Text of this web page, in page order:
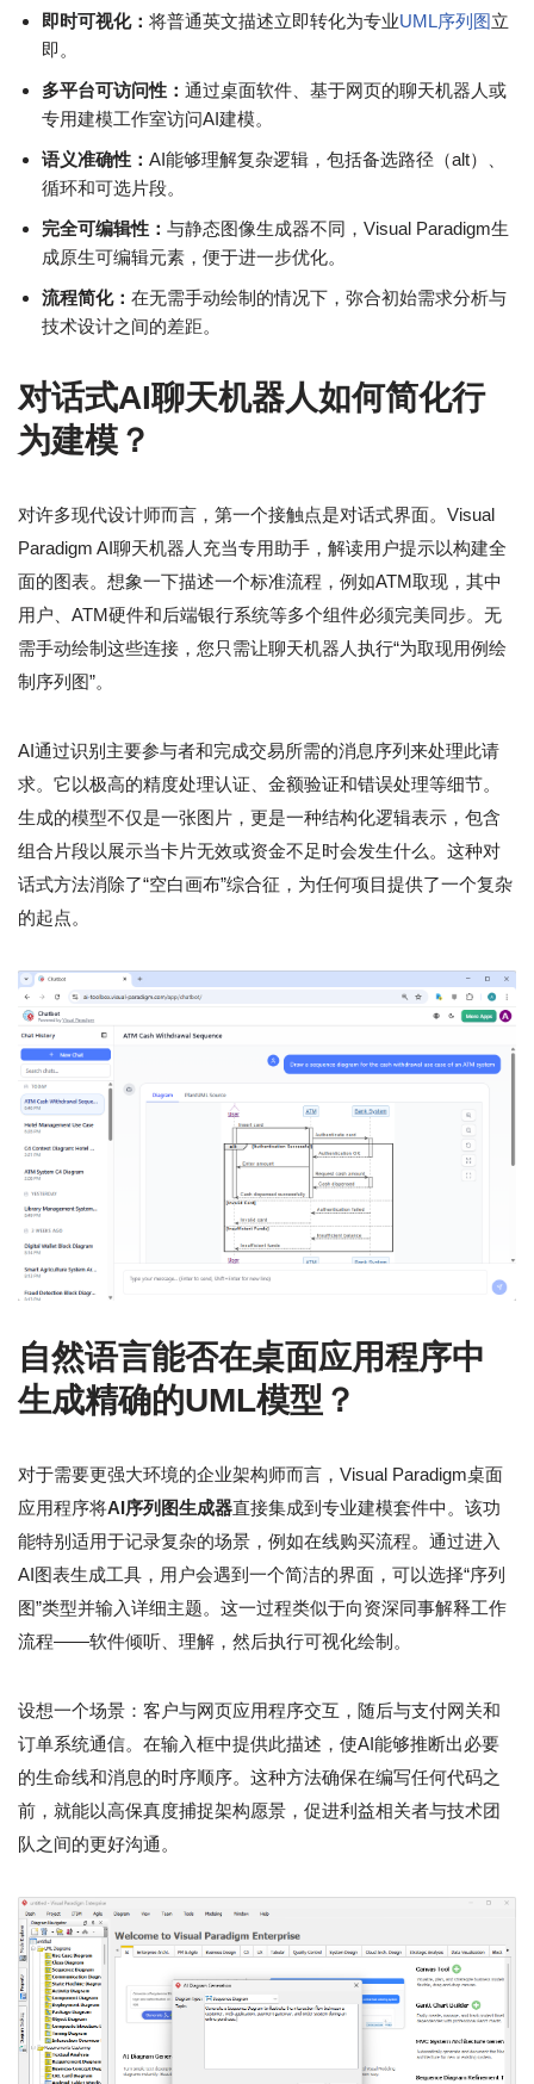
即时可视化： 将普通英文描述立即转化为专业UML序列图立
即。
多平台可访问性： 通过桌面软件、基于网页的聊天机器人或
专用建模工作室访问AI建模。
语义准确性： AI能够理解复杂逻辑，包括备选路径（alt）、
循环和可选片段。
完全可编辑性： 与静态图像生成器不同，Visual Paradigm生
成原生可编辑元素，便于进一步优化。
流程简化： 在无需手动绘制的情况下，弥合初始需求分析与
技术设计之间的差距。
对话式AI聊天机器人如何简化行
为建模？
对许多现代设计师而言，第一个接触点是对话式界面。Visual
Paradigm AI聊天机器人充当专用助手，解读用户提示以构建全
面的图表。想象一下描述一个标准流程，例如ATM取现，其中
用户、ATM硬件和后端银行系统等多个组件必须完美同步。无
需手动绘制这些连接，您只需让聊天机器人执行“为取现用例绘
制序列图”。
AI通过识别主要参与者和完成交易所需的消息序列来处理此请
求。它以极高的精度处理认证、金额验证和错误处理等细节。
生成的模型不仅是一张图片，更是一种结构化逻辑表示，包含
组合片段以展示当卡片无效或资金不足时会发生什么。这种对
话式方法消除了“空白画布”综合征，为任何项目提供了一个复杂
的起点。
自然语言能否在桌面应用程序中
生成精确的UML模型？
对于需要更强大环境的企业架构师而言，Visual Paradigm桌面
应用程序将AI序列图生成器直接集成到专业建模套件中。该功
能特别适用于记录复杂的场景，例如在线购买流程。通过进入
AI图表生成工具，用户会遇到一个简洁的界面，可以选择“序列
图”类型并输入详细主题。这一过程类似于向资深同事解释工作
流程——软件倾听、理解，然后执行可视化绘制。
设想一个场景：客户与网页应用程序交互，随后与支付网关和
订单系统通信。在输入框中提供此描述，使AI能够推断出必要
的生命线和消息的时序顺序。这种方法确保在编写任何代码之
前，就能以高保真度捕捉架构愿景，促进利益相关者与技术团
队之间的更好沟通。